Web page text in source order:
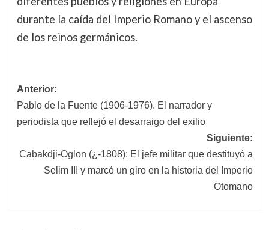
durante la caída del Imperio Romano y el ascenso
de los reinos germánicos.
Navegación
de
entradas
Anterior:
Pablo de la Fuente (1906-1976). El narrador y
periodista que reflejó el desarraigo del exilio
Siguiente:
Cabakdji-Oglon (¿-1808): El jefe militar que destituyó a
Selim III y marcó un giro en la historia del Imperio
Otomano